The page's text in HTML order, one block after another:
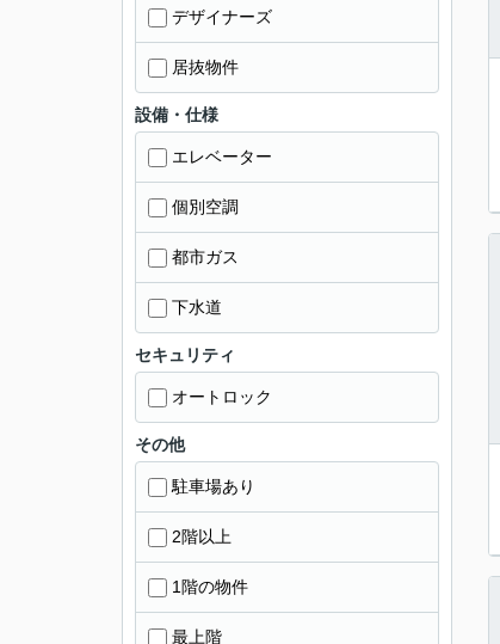
デザイナーズ
居抜物件
設備・仕様
エレベーター
個別空調
都市ガス
下水道
セキュリティ
オートロック
その他
駐車場あり
2階以上
1階の物件
最上階